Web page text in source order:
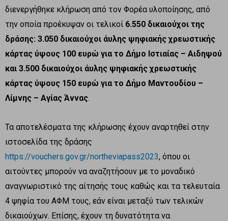
διενεργήθηκε κλήρωση από τον Φορέα υλοποίησης, από
την οποία προέκυψαν οι τελικοί 6.550 δικαιούχοι της
δράσης: 3.050 δικαιούχοι άυλης ψηφιακής χρεωστικής
κάρτας ύψους 100 ευρώ για το Δήμο Ιστιαίας – Αιδηψού
και 3.500 δικαιούχοι άυλης ψηφιακής χρεωστικής
κάρτας ύψους 150 ευρώ για το Δήμο Μαντουδίου –
Λίμνης – Αγίας Άννας.
Τα αποτελέσματα της κλήρωσης έχουν αναρτηθεί στην
ιστοσελίδα της δράσης
https://vouchers.gov.gr/northeviapass2023, όπου οι
αιτούντες μπορούν να αναζητήσουν με το μοναδικό
αναγνωριστικό της αίτησής τους καθώς και τα τελευταία
4 ψηφία του ΑΦΜ τους, εάν είναι μεταξύ των τελικών
δικαιούχων. Επίσης, έχουν τη δυνατότητα να